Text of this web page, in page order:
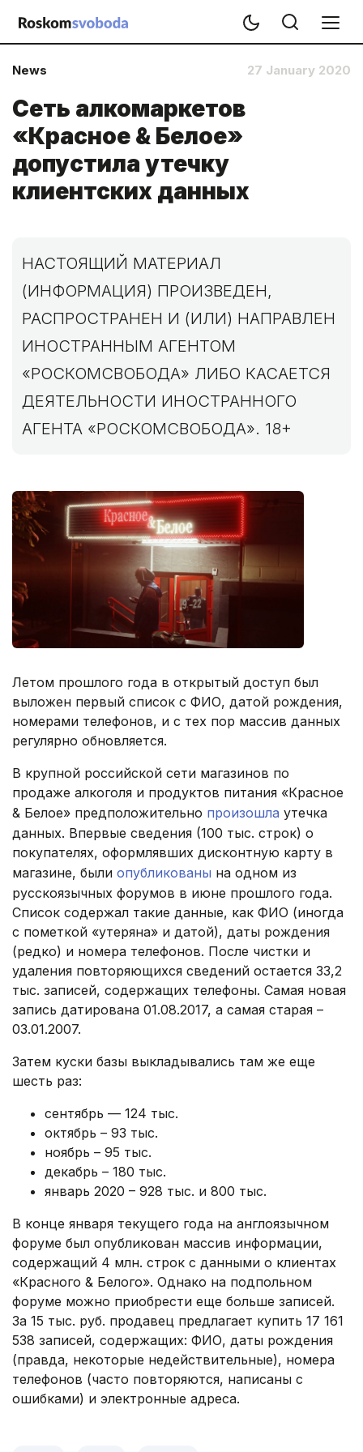
News 27 January 2020
Сеть алкомаркетов
«Красное & Белое»
допустила утечку
клиентских данных
НАСТОЯЩИЙ МАТЕРИАЛ
(ИНФОРМАЦИЯ) ПРОИЗВЕДЕН,
РАСПРОСТРАНЕН И (ИЛИ) НАПРАВЛЕН
ИНОСТРАННЫМ АГЕНТОМ
«РОСКОМСВОБОДА» ЛИБО КАСАЕТСЯ
ДЕЯТЕЛЬНОСТИ ИНОСТРАННОГО
АГЕНТА «РОСКОМСВОБОДА». 18+
Летом прошлого года в открытый доступ был
выложен первый список с ФИО, датой рождения,
номерами телефонов, и с тех пор массив данных
регулярно обновляется.
В крупной российской сети магазинов по
продаже алкоголя и продуктов питания «Красное
& Белое» предположительно произошла утечка
данных. Впервые сведения (100 тыс. строк) о
покупателях, оформлявших дисконтную карту в
магазине, были опубликованы на одном из
русскоязычных форумов в июне прошлого года.
Список содержал такие данные, как ФИО (иногда
с пометкой «утеряна» и датой), даты рождения
(редко) и номера телефонов. После чистки и
удаления повторяющихся сведений остается 33,2
тыс. записей, содержащих телефоны. Самая новая
запись датирована 01.08.2017, а самая старая –
03.01.2007.
Затем куски базы выкладывались там же еще
шесть раз:
сентябрь — 124 тыс.
октябрь – 93 тыс.
ноябрь – 95 тыс.
декабрь – 180 тыс.
январь 2020 – 928 тыс. и 800 тыс.
В конце января текущего года на англоязычном
форуме был опубликован массив информации,
содержащий 4 млн. строк с данными о клиентах
«Красного & Белого». Однако на подпольном
форуме можно приобрести еще больше записей.
За 15 тыс. руб. продавец предлагает купить 17 161
538 записей, содержащих: ФИО, даты рождения
(правда, некоторые недействительные), номера
телефонов (часто повторяются, написаны с
ошибками) и электронные адреса.